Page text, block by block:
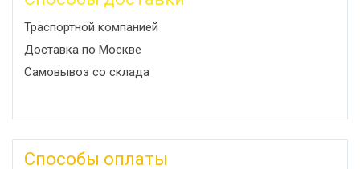
Траспортной компанией
Доставка по Москве
Самовывоз со склада
Способы оплаты